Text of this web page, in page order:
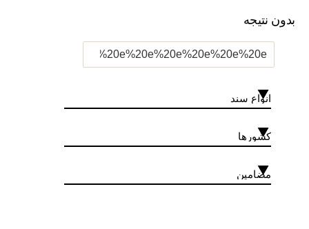
بدون نتیجه